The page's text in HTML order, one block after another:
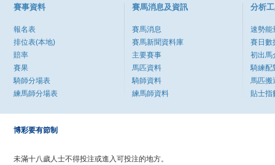
賽事資料
報名表
排位表(本地)
賠率
賽果
騎師分場表
練馬師分場表
賽馬消息及資訊
賽馬消息
賽馬新聞資料庫
主要賽事
馬匹資料
騎師資料
練馬師資料
分析
速勢能
賽日數
初出馬
騎練配
馬匹搬
貼士指
博彩要有節制
未滿十八歲人士不得投注或進入可投注的地方。